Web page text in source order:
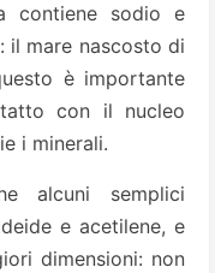
contiene sodio e
il mare nascosto di
è importante
con il nucleo
i minerali.
alcuni semplici
e acetilene, e
dimensioni: non